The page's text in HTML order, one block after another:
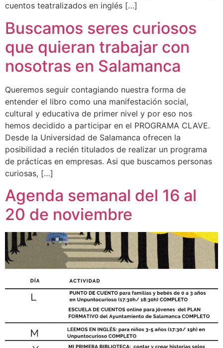
cuentos teatralizados en inglés […]
Buscamos seres curiosos
que quieran trabajar con
nosotras en Salamanca
Queremos seguir contagiando nuestra forma de
entender el libro como una manifestación social,
cultural y educativa de primer nivel y por eso nos
hemos decidido a participar en el PROGRAMA CLAVE.
Desde la Universidad de Salamanca ofrecen la
posibilidad a recién titulados de realizar un programa
de prácticas en empresas. Asi que buscamos personas
curiosas, […]
Agenda semanal del 16 al
20 de noviembre